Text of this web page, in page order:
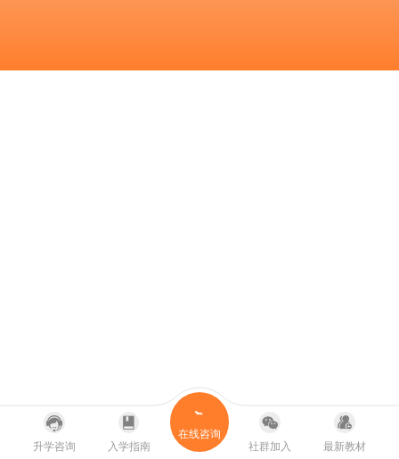
升学咨询 入学指南
在线咨询
社群加入
最新教材